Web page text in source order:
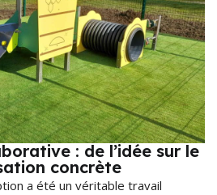
: de l’idée sur le
concrète
a été un véritable travail